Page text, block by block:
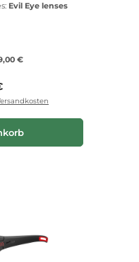
Evil Eye lenses
€
Preis: